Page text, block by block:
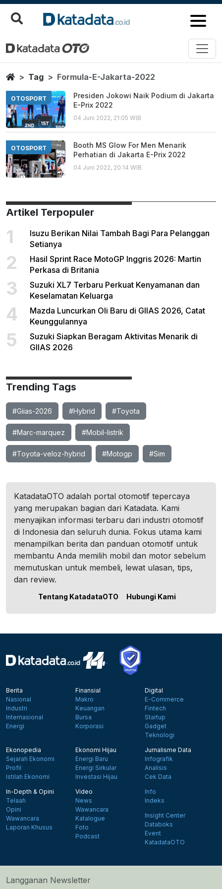
Formula E Jakarta 2022
Berita Terbaru
HomeTag Formula-E-Jakarta-2022
OTOSPORT
Presiden Jokowi Naik Podium di Jakarta
E-Prix 2022
04 Juni 2022, 21:05 WIB
OTOSPORT
Booth MS Glow For Men Menarik
Perhatian di Jakarta E-Prix 2022
04 Juni 2022, 20:14 WIB
Artikel Terpopuler
1
Isuzu Berikan Nilai Tambah Bagi Para Pelanggan
Setianya
2
Hasil Sprint Race MotoGP Inggris 2026: Martin
Perkasa di Britania
3
Suzuki XL7 Terbaru Perkuat Kenyamanan dan
Keselamatan Keluarga
4
Mazda Luncurkan Oli Baru di GIIAS 2026, Catat
Keunggulannya
5
Suzuki Siapkan Beragam Aktivitas Menarik di
GIIAS 2026
Trending Tags
#Giias-2026 #Hybrid #Toyota
#Marc-marquez #Mobil-listrik
#Toyota-veloz-hybrid #Motogp #Sim
KatadataOTO adalah portal otomotif tepercaya
yang merupakan bagian dari Katadata. Kami
menyajikan informasi terbaru dari industri otomotif
di Indonesia dan seluruh dunia. Fokus utama kami
menampilkan berita dan panduan otomotif untuk
membantu Anda memilih mobil dan motor sebelum
memutuskan untuk membeli, lewat ulasan, tips,
dan review.
Tentang KatadataOTO Hubungi Kami
Berita
Nasional
Industri
Internasional
Energi
Finansial
Makro
Keuangan
Bursa
Korporasi
Digital
E-Commerce
Fintech
Startup
Gadget
Teknologi
Ekonopedia
Sejarah Ekonomi
Profil
Istilah Ekonomi
Ekonomi Hijau
Energi Baru
Energi Sirkular
Investasi Hijau
Jurnalisme Data
Infografik
Analisis
Cek Data
In-Depth & Opini
Telaah
Opini
Wawancara
Laporan Khusus
Video
News
Wawancara
Katalogue
Foto
Podcast
Info
Indeks
Insight Center
Databoks
Event
KatadataOTO
Langganan Newsletter